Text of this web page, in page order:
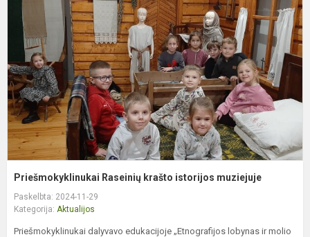
Priešmokyklinukai Raseinių krašto istorijos muziejuje
Paskelbta: 2024-11-29
Kategorija: Aktualijos
Priešmokyklinukai dalyvavo edukacijoje „Etnografijos lobynas ir molio